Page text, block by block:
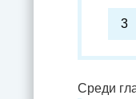
Среди